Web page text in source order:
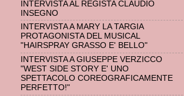
INTERVISTA AL REGISTA CLAUDIO
INSEGNO
INTERVISTA A MARY LA TARGIA
PROTAGONISTA DEL MUSICAL
"HAIRSPRAY GRASSO E' BELLO"
INTERVISTA A GIUSEPPE VERZICCO
"WEST SIDE STORY E' UNO
SPETTACOLO COREOGRAFICAMENTE
PERFETTO!"